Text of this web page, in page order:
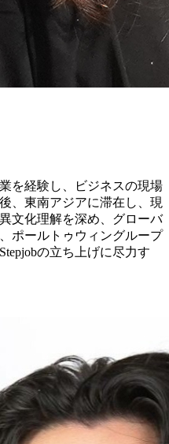
を経験し、ビジネスの現場
、東南アジアに滞在し、現
文化理解を深め、グローバ
ポールトゥウィングループ
の立ち上げに尽力す